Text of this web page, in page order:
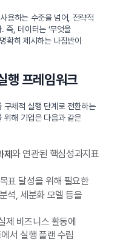
용하는 수준을 넘어, 전략적
즉, 데이터는 ‘무엇을
확히 제시하는 나침반이
행 프레임워크
구체적 실행 단계로 전환하는
위해 기업은 다음과 같은
제와 연관된 핵심성과지표
표 달성을 위해 필요한
석, 세분화 모델 등을
제 비즈니스 활동에
서 실행 플랜 수립